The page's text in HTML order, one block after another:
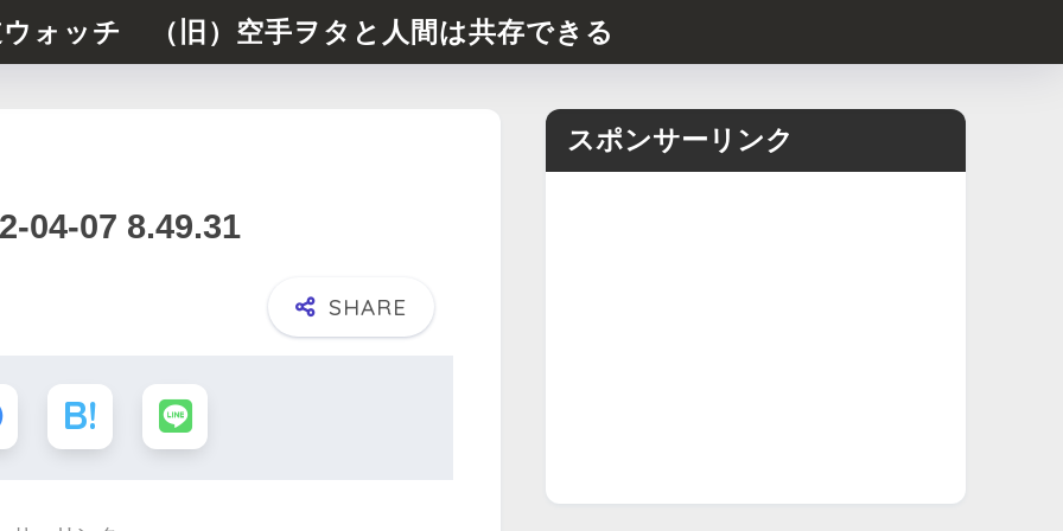
ォッチ （旧）空手ヲタと人間は共存できる
04-07 8.49.31
スポンサーリンク